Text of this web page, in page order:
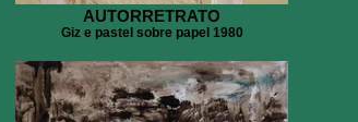
AUTORRETRATO
Giz e pastel sobre papel 1980